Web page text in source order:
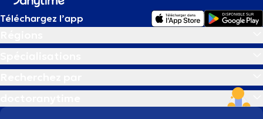
Téléchargez l’app